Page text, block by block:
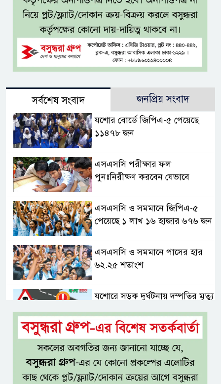
সর্বশেষ সংবাদ জনপ্রিয় সংবাদ
যশোর বোর্ডে জিপিএ-৫ পেয়েছে
১১৪৭৮ জন
এসএসসি পরীক্ষার ফল
পুনঃনিরীক্ষণ করবেন যেভাবে
এসএসসি ও সমমানে জিপিএ-৫
পেয়েছে ১ লাখ ১৬ হাজার ৬৭৬ জন
এসএসসি ও সমমানে পাসের হার
৬২.২৫ শতাংশ
যশোরে সড়ক দুর্ঘটনায় দম্পতির মৃত্যু
২৯ বছর পর সালমান শাহ হত্যা
মামলায় ডন গ্রেপ্তার, খুলবে কি
মৃত্যুরহস্য?